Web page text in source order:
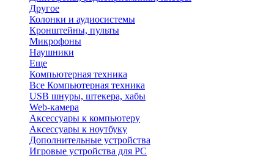
Другое
Колонки и аудиосистемы
Кронштейны, пульты
Микрофоны
Наушники
Еще
Компьютерная техника
Все Компьютерная техника
USB шнуры, штекера, хабы
Web-камера
Аксессуары к компьютеру
Аксессуары к ноутбуку
Дополнительные устройства
Игровые устройства для PC